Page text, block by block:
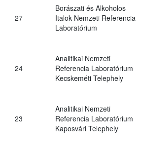
27
Borászati és Alkoholos
Italok Nemzeti Referencia
Laboratórium
24
Analitikai Nemzeti
Referencia Laboratórium
Kecskeméti Telephely
23
Analitikai Nemzeti
Referencia Laboratórium
Kaposvári Telephely